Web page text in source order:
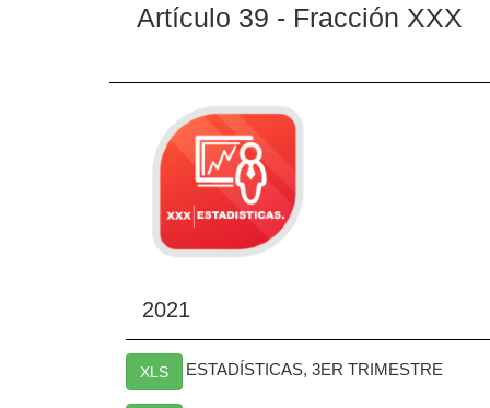
Artículo 39 - Fracción XXX
2021
XLS ESTADÍSTICAS, 3ER TRIMESTRE